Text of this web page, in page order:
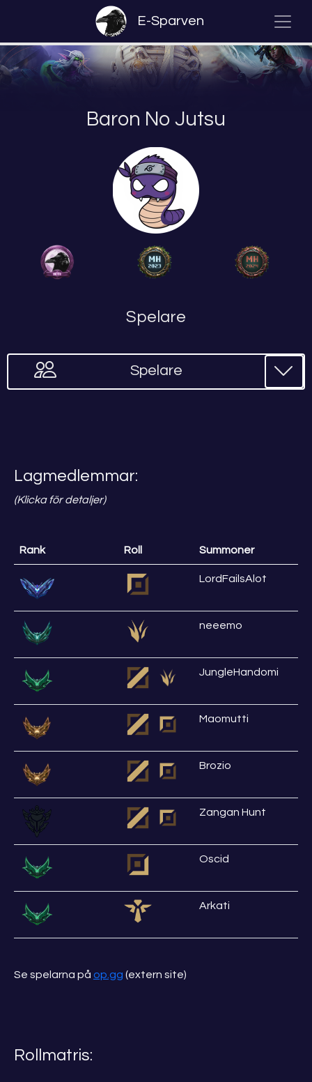
E-Sparven
Baron No Jutsu
Spelare
Spelare
Lagmedlemmar:
(Klicka för detaljer)
Rank Roll Summoner
LordFailsAlot
neeemo
JungleHandomi
Maomutti
Brozio
Zangan Hunt
Oscid
Arkati
Se spelarna på op.gg (extern site)
Rollmatris: